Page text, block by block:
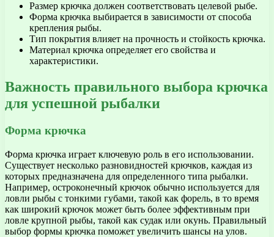
Размер крючка должен соответствовать целевой рыбе.
Форма крючка выбирается в зависимости от способа
крепления рыбы.
Тип покрытия влияет на прочность и стойкость крючка.
Материал крючка определяет его свойства и
характеристики.
Важность правильного выбора крючка
для успешной рыбалки
Форма крючка
Форма крючка играет ключевую роль в его использовании.
Существует несколько разновидностей крючков, каждая из
которых предназначена для определенного типа рыбалки.
Например, остроконечный крючок обычно используется для
ловли рыбы с тонкими губами, такой как форель, в то время
как широкий крючок может быть более эффективным при
ловле крупной рыбы, такой как судак или окунь. Правильный
выбор формы крючка поможет увеличить шансы на улов.